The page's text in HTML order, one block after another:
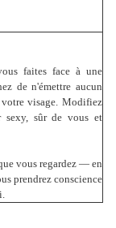
faites face à une
de n'émettre aucun
visage. Modifiez
sexy, sûr de vous et
vous regardez — en
prendrez conscience